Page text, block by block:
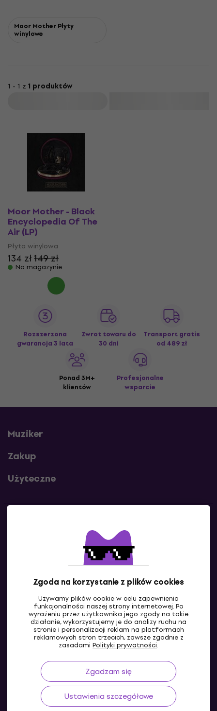
Zgoda na korzystanie z plików cookies
Używamy plików cookie w celu zapewnienia
funkcjonalności naszej strony internetowej. Po
wyrażeniu przez użytkownika jego zgody na takie
działanie, wykorzystujemy je do analizy ruchu na
stronie i personalizacji reklam na platformach
reklamowych stron trzecich, zawsze zgodnie z
zasadami Polityki prywatności.
Zgadzam się
Ustawienia szczegółowe
Moor Mother Płyty
winylowe
1 - 1 z 1 produktów
Moor Mother - Black
Encyclopedia Of The
Air (LP)
Płyta winylowa
134 zł149 zł
Na magazynie
Rozszerzona
gwarancja 3 lata
Zwrot towaru do
30 dni
Transport gratis
od 489 zł
Ponad 3M+
klientów
Profesjonalne
wsparcie
Muziker
Zakup
Użyteczne
Skontaktuj się z nami
PL